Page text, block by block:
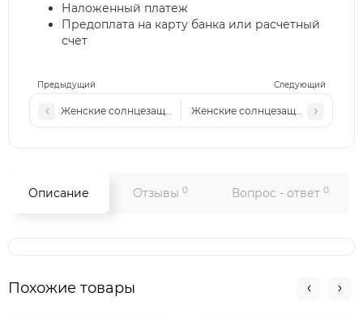
Предыдущий Следующий
Женские солнцезащитные очки Dr 23093 бежевые/серая
Женские солнцезащитные очки
Наложенный платеж
Предоплата на карту банка или расчетный
счет
Описание Отзывы 0 Вопрос - ответ 0
Похожие товары